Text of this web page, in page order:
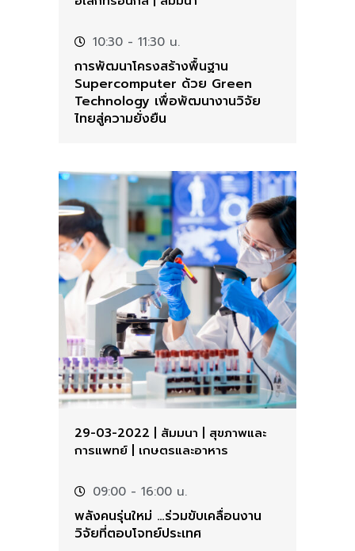
10:30 - 11:30 น.
การพัฒนาโครงสร้างพื้นฐาน
Supercomputer ด้วย Green
Technology เพื่อพัฒนางานวิจัย
ไทยสู่ความยั่งยืน
29-03-2022 สัมมนา
สุขภาพและ
การแพทย์
เกษตรและอาหาร
09:00 - 16:00 น.
พลังคนรุ่นใหม่ …ร่วมขับเคลื่อนงาน
วิจัยที่ตอบโจทย์ประเทศ